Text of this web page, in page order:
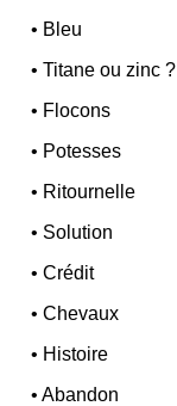
• Bleu
•Titane ou zinc ?
• Flocons
• Potesses
• Ritournelle
• Solution
•Crédit
•Chevaux
• Histoire
•Abandon